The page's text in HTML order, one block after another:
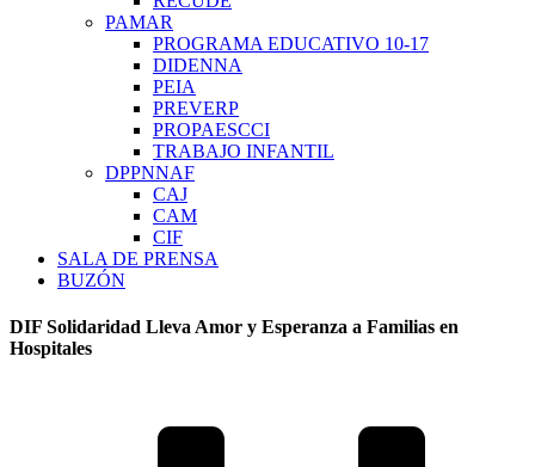
PAMAR
PROGRAMA EDUCATIVO 10-17
DIDENNA
PEIA
PREVERP
PROPAESCCI
TRABAJO INFANTIL
DPPNNAF
CAJ
CAM
CIF
SALA DE PRENSA
BUZÓN
DIF Solidaridad Lleva Amor y Esperanza a Familias en
Hospitales